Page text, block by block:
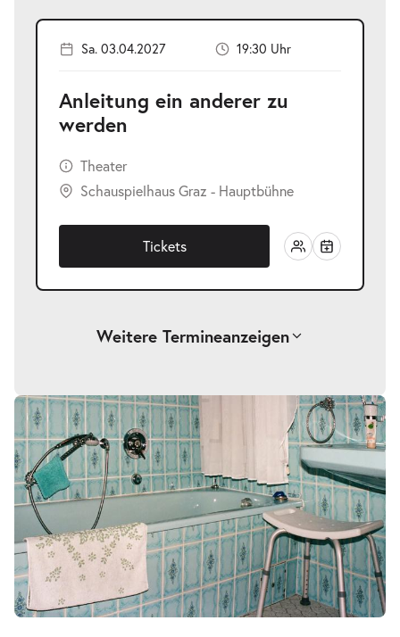
Sa. 03.04.2027 19:30 Uhr
Anleitung ein anderer zu
werden
Theater
Schauspielhaus Graz - Hauptbühne
Tickets
Weitere Termineanzeigen
Anleitung ein anderer zu werden-
Mi.
14.04.2027
Mi. 14.04.2027
19:30 Uhr
Tickets
Anleitung ein anderer zu werden-
Do.
15.04.2027
Do. 15.04.2027
Tickets